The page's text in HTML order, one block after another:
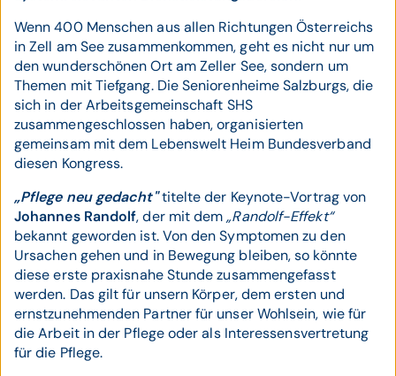
Wenn 400 Menschen aus allen Richtungen Österreichs
in Zell am See zusammenkommen, geht es nicht nur um
den wunderschönen Ort am Zeller See, sondern um
Themen mit Tiefgang. Die Seniorenheime Salzburgs, die
sich in der Arbeitsgemeinschaft SHS
zusammengeschlossen haben, organisierten
gemeinsam mit dem Lebenswelt Heim Bundesverband
diesen Kongress.
„Pflege neu gedacht"titelte der Keynote-Vortrag von
Johannes Randolf, der mit dem„Randolf-Effekt“
bekannt geworden ist. Von den Symptomen zu den
Ursachen gehen und in Bewegung bleiben, so könnte
diese erste praxisnahe Stunde zusammengefasst
werden. Das gilt für unsern Körper, dem ersten und
ernstzunehmenden Partner für unser Wohlsein, wie für
die Arbeit in der Pflege oder als Interessensvertretung
für die Pflege.